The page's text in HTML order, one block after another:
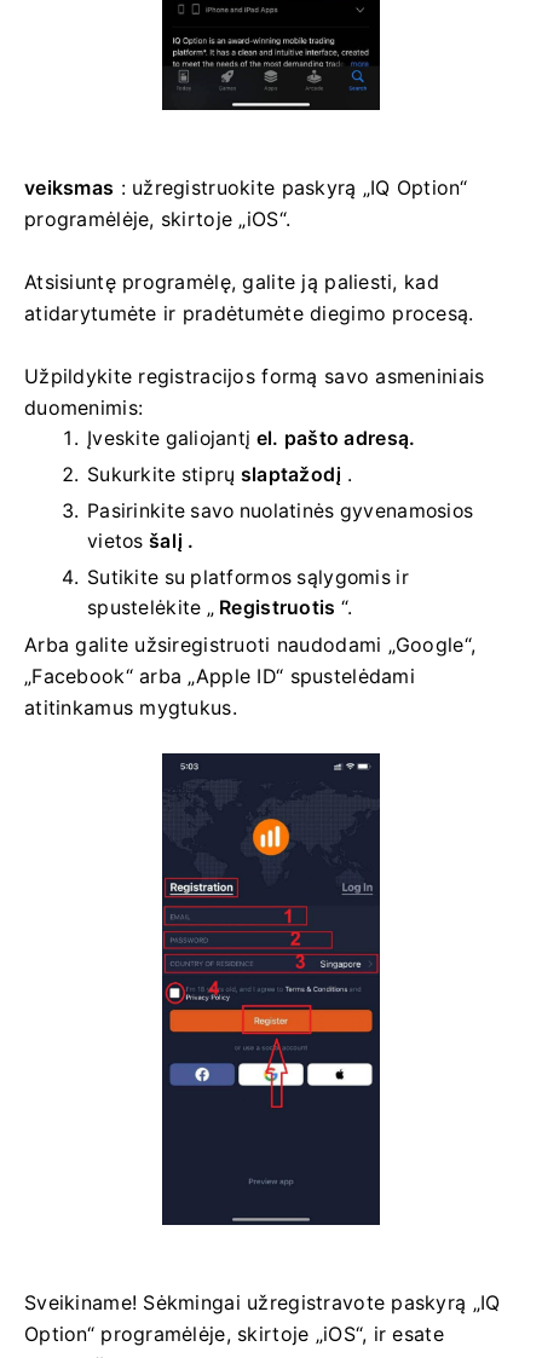
veiksmas : užregistruokite paskyrą „IQ Option“
programėlėje, skirtoje „iOS“.
Atsisiuntę programėlę, galite ją paliesti, kad
atidarytumėte ir pradėtumėte diegimo procesą.
Užpildykite registracijos formą savo asmeniniais
duomenimis:
Įveskite galiojantį el. pašto adresą.
Sukurkite stiprų slaptažodį .
Pasirinkite savo nuolatinės gyvenamosios
vietos šalį .
Sutikite su platformos sąlygomis ir
spustelėkite „ Registruotis “.
Arba galite užsiregistruoti naudodami „Google“,
„Facebook“ arba „Apple ID“ spustelėdami
atitinkamus mygtukus.
Sveikiname! Sėkmingai užregistravote paskyrą „IQ
Option“ programėlėje, skirtoje „iOS“, ir esate